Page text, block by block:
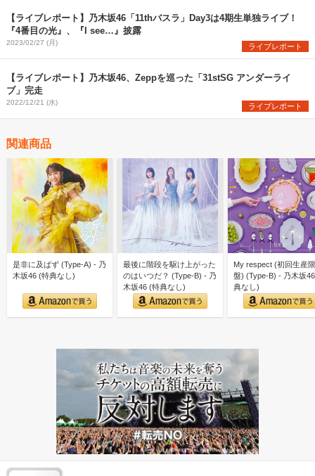
【ライブレポート】乃木坂46「11thバスラ」Day3は4期生単独ライブ！
『4番目の光』、『I see…』披露
2023/02/27 (月) ライブレポート
【ライブレポート】乃木坂46、Zeppを巡った「31stSG アンダーライ
ブ」完走
2022/12/21 (水) ライブレポート
関連商品
是非に及ばず (Type-A) - 乃
木坂46 (特典なし)
最後に階段を駆け上がった
のはいつだ？ (Type-B) - 乃
木坂46 (特典なし)
My respect (初回生産
盤) (Type-B) - 乃木坂
典なし)